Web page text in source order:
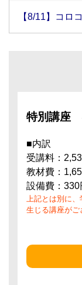
【8/11】コロ
特別講座
■内訳
受講料：
教材費：
設備費：330
上記とは別に
生じる講座がご